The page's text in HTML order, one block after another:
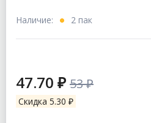
Наличие: 2 пак
47.70 ₽ 53 ₽
Скидка 5.30 ₽